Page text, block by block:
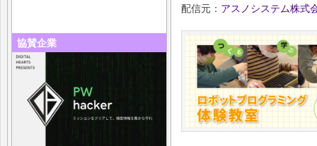
協賛企業
配信元： アスノシステム株式